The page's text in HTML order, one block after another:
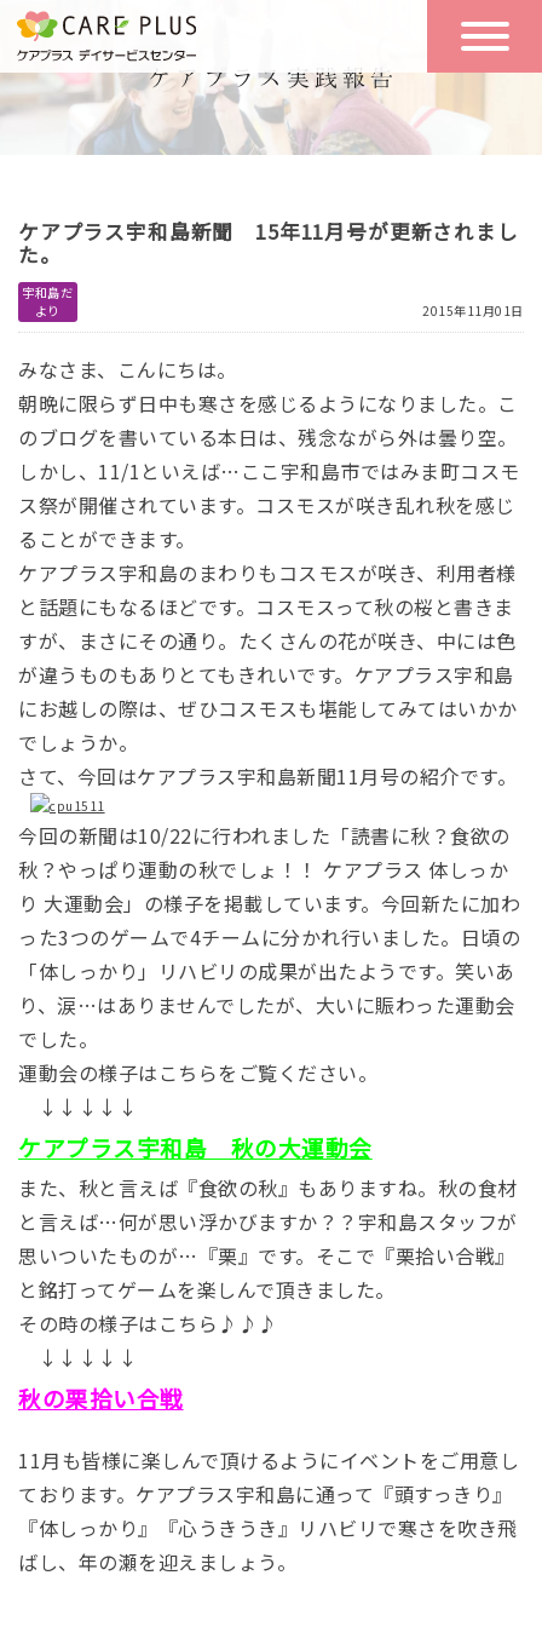
こんな方に
おすすめ
一日の流れ
一日体験
空き状況
リクルート
お問い合わせ
ケアプラス宇和島新聞 15年11月号が更新されまし
た。
宇和島だ
より
2015年11月01日
みなさま、こんにちは。
朝晩に限らず日中も寒さを感じるようになりました。こ
のブログを書いている本日は、残念ながら外は曇り空。
しかし、11/1といえば…ここ宇和島市ではみま町コスモ
ス祭が開催されています。コスモスが咲き乱れ秋を感じ
ることができます。
ケアプラス宇和島のまわりもコスモスが咲き、利用者様
と話題にもなるほどです。コスモスって秋の桜と書きま
すが、まさにその通り。たくさんの花が咲き、中には色
が違うものもありとてもきれいです。ケアプラス宇和島
にお越しの際は、ぜひコスモスも堪能してみてはいかか
でしょうか。
さて、今回はケアプラス宇和島新聞11月号の紹介です。
今回の新聞は10/22に行われました 「読書に秋？食欲の
秋？やっぱり運動の秋でしょ！！ ケアプラス 体しっか
り 大運動会」の様子を掲載しています。今回新たに加わ
った3つのゲームで4チームに分かれ行いました。日頃の
「体しっかり」リハビリの成果が出たようです。笑いあ
り、涙…はありませんでしたが、大いに賑わった運動会
でした。
運動会の様子はこちらをご覧ください。
↓↓↓↓↓
ケアプラス宇和島 秋の大運動会
また、秋と言えば『食欲の秋』もありますね。秋の食材
と言えば…何が思い浮かびますか？？宇和島スタッフが
思いついたものが…『栗』です。そこで『栗拾い合戦』
と銘打ってゲームを楽しんで頂きました。
その時の様子はこちら♪♪♪
↓↓↓↓↓
秋の栗拾い合戦
11月も皆様に楽しんで頂けるようにイベントをご用意し
ております。ケアプラス宇和島に通って『頭すっきり』
『体しっかり』『心うきうき』リハビリで寒さを吹き飛
ばし、年の瀬を迎えましょう。